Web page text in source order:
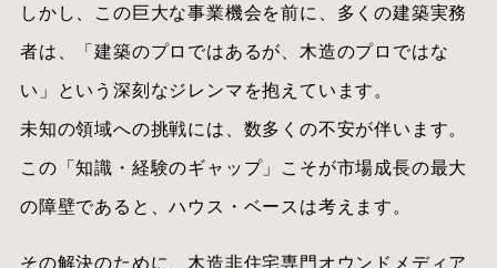
しかし、この巨大な事業機会を前に、多くの建築実務
者は、「建築のプロではあるが、木造のプロではな
い」という深刻なジレンマを抱えています。
未知の領域への挑戦には、数多くの不安が伴います。
この「知識・経験のギャップ」こそが市場成長の最大
の障壁であると、ハウス・ベースは考えます。
その解決のために、木造非住宅専門オウンドメディア